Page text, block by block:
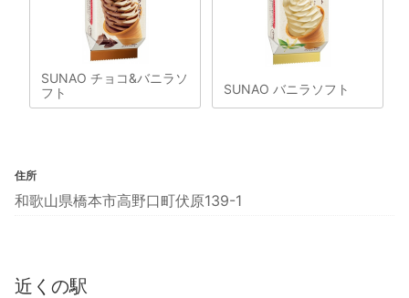
SUNAO チョコ&バニラソ
フト
SUNAO バニラソフト
住所
和歌山県橋本市高野口町伏原139-1
近くの駅